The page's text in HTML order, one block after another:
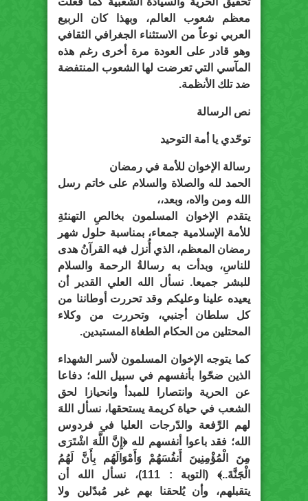
معظم شعوب العالم، وبهذا كان الربيع
العربي نوعاً من الاستثناء الجغرافي الثقافي
وهو قادر على العودة مرة أخرى رغم هذه
المآسي التي تعرضت لها الشعوب المنتفضة
ضد تلك الأنظمة.
نص الرسالة
توحّدي يا أمة التوحيد
رسالة الإخوان للأمة في رمضان
الحمد لله والصلاة والسلام على خاتم رسل
الله ومن والاه، وبعد،،
يتقدم الإخوان المسلمون بخالصِ التهنئةِ
للأمة الإسلامية جمعاء، بمناسبة حلول شهر
رمضان المعظم، الذي أُنزل فيه القرآنُ هدى
للناسِ، وبدأت به رسالةُ الرحمة والسلام
للبشر جميعا. نسأل الله العلي القدير أن
يعيده علينا وعليكم وقد تحررت أوطاننا من
كل سلطان أجنبي، وتحررت من وكلاء
المحتلين من الحكام الطغاة المستبدين.
كما يتوجه الإخوان المسلمون لأسر الشهداء
الذين ضحّوا بأنفسهم في سبيل الله؛ دفاعا
عن الحرية وانتصارا للمبدأ وانحيازا لحق
الشعب في حياة كريمة يستحقها، نسأل اللهَ
لهم الرِّفعة والدّرجات العليا في فردوس
الله؛ فقد باعوا أنفسهم لله ﴿إِنَّ اللَّهَ اشْتَرَى
مِنَ الْمُؤْمِنِينَ أَنفُسَهُمْ وَأَمْوَالَهُم بِأَنَّ لَهُمُ
الْجَنَّةَ..﴾ (التوبة : 111)، نسأل الله أن
يتقبلهم، وأن يُلحقنا بهم غير مُبدّلين ولا